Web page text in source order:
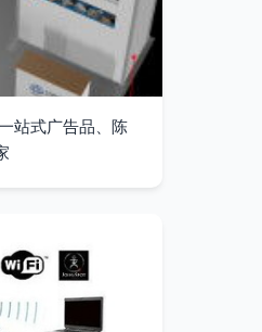
站式广告品、陈